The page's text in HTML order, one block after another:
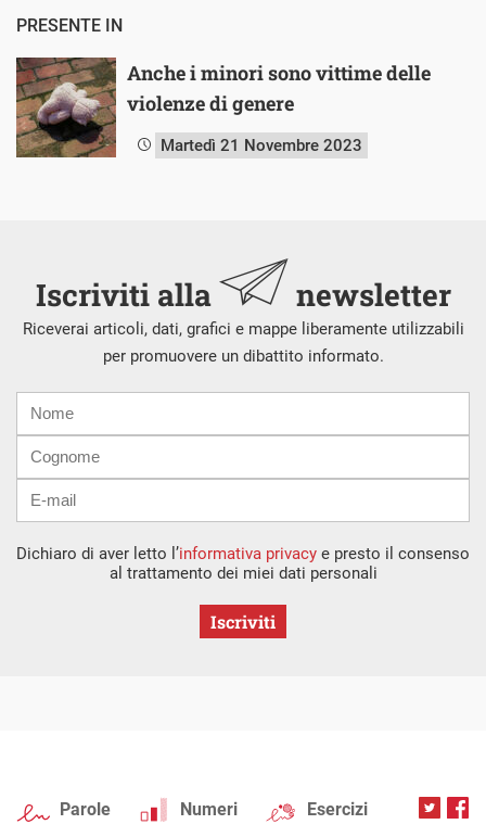
PRESENTE IN
Anche i minori sono vittime delle
violenze di genere
Martedì 21 Novembre 2023
Iscriviti alla newsletter
Riceverai articoli, dati, grafici e mappe liberamente utilizzabili
per promuovere un dibattito informato.
mail
Dichiaro di aver letto l’informativa privacy e presto il consenso
al trattamento dei miei dati personali
Iscriviti
Parole Numeri Esercizi